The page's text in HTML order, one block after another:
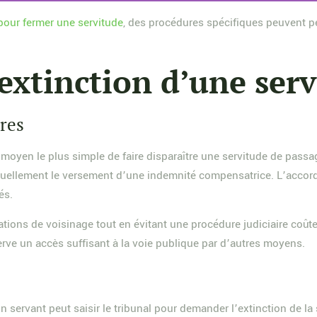
fermer une servitude, des procédures spécifiques peuvent
d’une
le plus simple de faire disparaître une servitude de
le versement d’une indemnité compensatrice.
de voisinage tout en évitant une procédure judiciaire
un accès suffisant à la voie publique par d’autres moyens.
servant peut saisir le tribunal pour demander l’extinction de